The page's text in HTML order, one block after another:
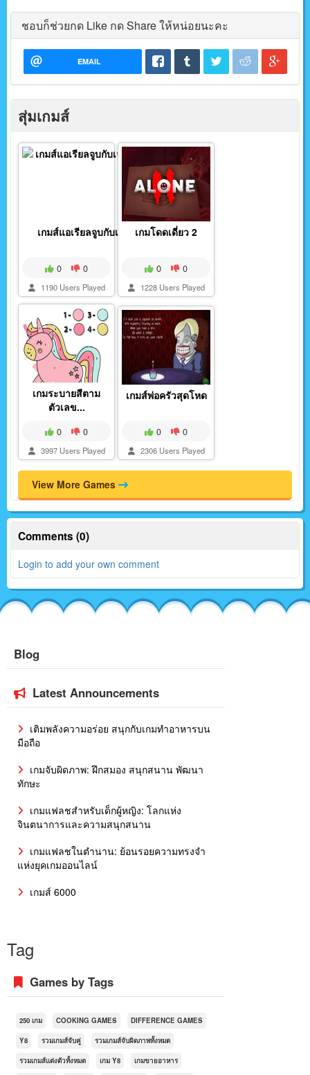
ชอบก็ช่วยกด Like กด Share ให้หน่อยนะคะ
EMAIL
สุ่มเกมส์
เกมส์แอเรียลจูบกับเจ...
0 0
1190 Users Played
เกมโดดเดี่ยว 2
0 0
1228 Users Played
เกมระบายสีตาม
ตัวเลข...
0 0
3997 Users Played
เกมส์พ่อครัวสุดโหด
0 0
2306 Users Played
View More Games
Comments (0)
Login to add your own comment
Blog
Latest Announcements
เติมพลังความอร่อย สนุกกับเกมทำอาหารบน
มือถือ
เกมจับผิดภาพ: ฝึกสมอง สนุกสนาน พัฒนา
ทักษะ
เกมแฟลชสำหรับเด็กผู้หญิง: โลกแห่ง
จินตนาการและความสนุกสนาน
เกมแฟลชในตำนาน: ย้อนรอยความทรงจำ
แห่งยุคเกมออนไลน์
เกมส์ 6000
Tag
Games by Tags
250 เกม COOKING GAMES DIFFERENCE GAMES
Y8 รวมเกมส์จับคู่ รวมเกมส์จับผิดภาพทั้งหมด
รวมเกมส์แต่งตัวทั้งหมด เกม Y8 เกมขายอาหาร